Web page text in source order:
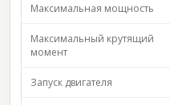
Максимальная мощность
Максимальный крутящий
момент
Запуск двигателя